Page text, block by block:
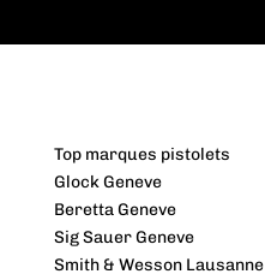
Top marques pistolets
Glock Geneve
Beretta Geneve
Sig Sauer Geneve
Smith & Wesson Lausanne